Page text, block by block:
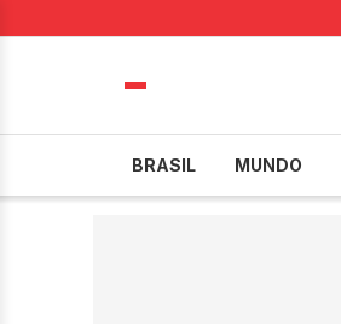
BRASIL MUNDO